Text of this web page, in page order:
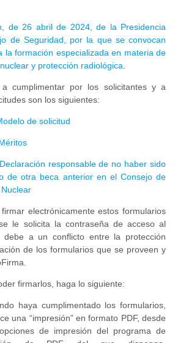
de 26 abril de 2024, de la Presidencia
de Seguridad, por la que se convocan
la formación especializada en materia de
y protección radiológica.
a cumplimentar por los solicitantes y a
son los siguientes:
de solicitud
responsable de no haber sido
de otra beca anterior en el Consejo de
electrónicamente estos formularios
le solicita la contraseña de acceso al
debe a un conflicto entre la protección
de los formularios que se proveen y
firmarlos, haga lo siguiente:
haya cumplimentado los formularios,
una “impresión” en formato PDF, desde
de impresión del programa de